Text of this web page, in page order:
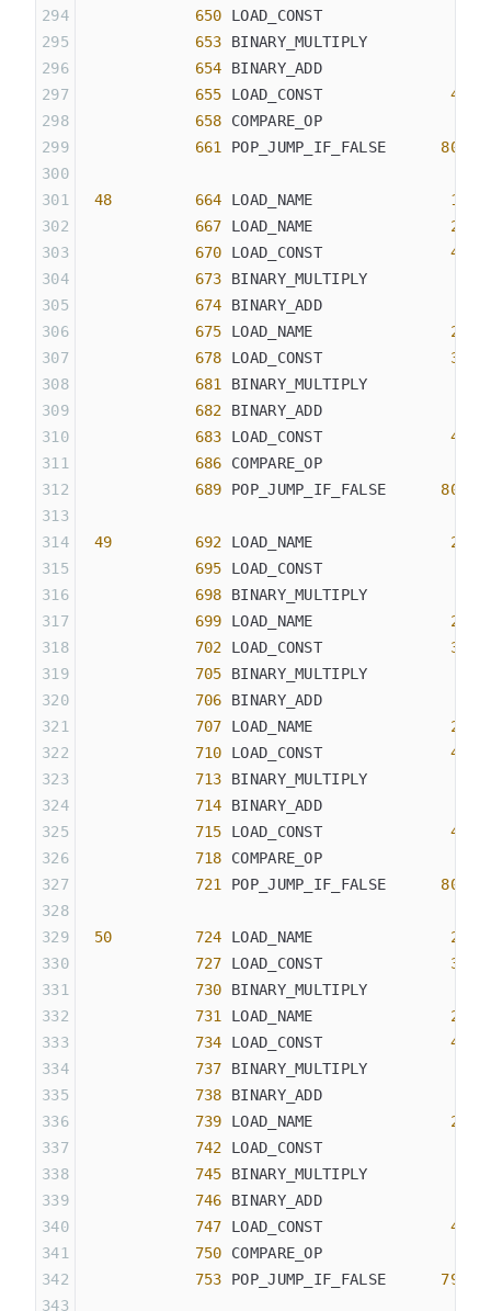
            650
LOAD_CONST
            653
BINARY_MULTIPLY
            654
BINARY_ADD
            655
LOAD_CONST 45
            658
COMPARE_OP
            661
POP_JUMP_IF_FALSE 807
48
         664
LOAD_NAME 19
            667
LOAD_NAME 20
            670
LOAD_CONST 46
            673
BINARY_MULTIPLY
            674
BINARY_ADD
            675
LOAD_NAME 21
            678
LOAD_CONST 35
            681
BINARY_MULTIPLY
            682
BINARY_ADD
            683
LOAD_CONST 47
            686
COMPARE_OP
            689
POP_JUMP_IF_FALSE 804
49
         692
LOAD_NAME 22
            695
LOAD_CONST
            698
BINARY_MULTIPLY
            699
LOAD_NAME 23
            702
LOAD_CONST 35
            705
BINARY_MULTIPLY
            706
BINARY_ADD
            707
LOAD_NAME 24
            710
LOAD_CONST 40
            713
BINARY_MULTIPLY
            714
BINARY_ADD
            715
LOAD_CONST 48
            718
COMPARE_OP
            721
POP_JUMP_IF_FALSE 801
50
         724
LOAD_NAME 22
            727
LOAD_CONST 36
            730
BINARY_MULTIPLY
            731
LOAD_NAME 23
            734
LOAD_CONST 43
            737
BINARY_MULTIPLY
            738
BINARY_ADD
            739
LOAD_NAME 24
            742
LOAD_CONST
            745
BINARY_MULTIPLY
            746
BINARY_ADD
            747
LOAD_CONST 49
            750
COMPARE_OP
            753
POP_JUMP_IF_FALSE 798